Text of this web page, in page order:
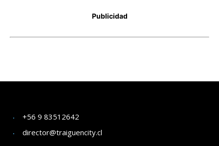
+56 9 83512642
director@traiguencity.cl